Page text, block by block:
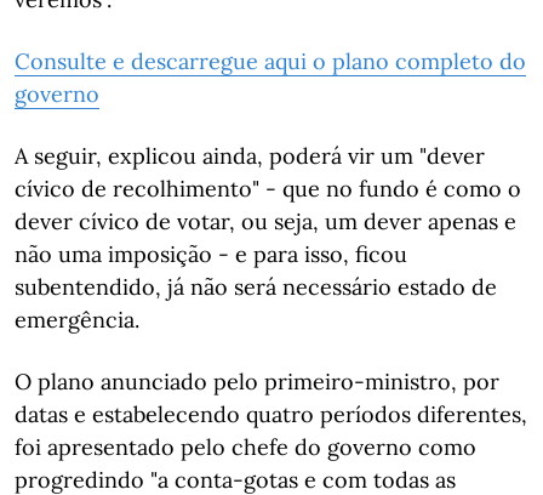
Consulte e descarregue aqui o plano completo do
governo
A seguir, explicou ainda, poderá vir um "dever
cívico de recolhimento" - que no fundo é como o
dever cívico de votar, ou seja, um dever apenas e
não uma imposição - e para isso, ficou
subentendido, já não será necessário estado de
emergência.
O plano anunciado pelo primeiro-ministro, por
datas e estabelecendo quatro períodos diferentes,
foi apresentado pelo chefe do governo como
progredindo "a conta-gotas e com todas as